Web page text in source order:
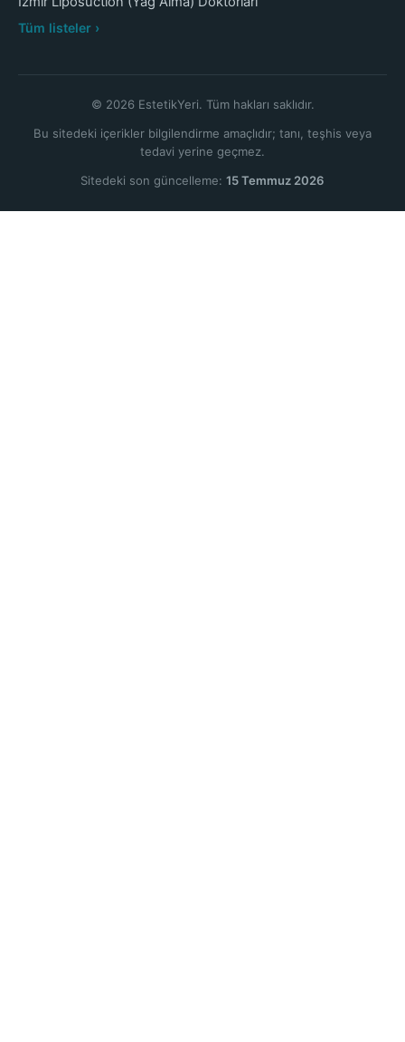
Tüm listeler ›
© 2026 EstetikYeri. Tüm hakları saklıdır.
Bu sitedeki içerikler bilgilendirme amaçlıdır; tanı, teşhis veya
tedavi yerine geçmez.
Sitedeki son güncelleme: 15 Temmuz 2026